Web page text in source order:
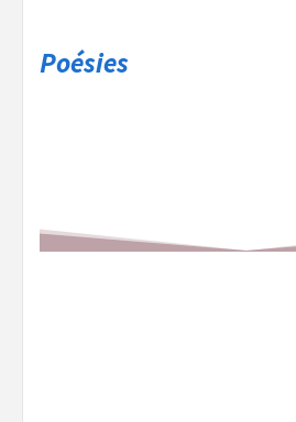
Poésies